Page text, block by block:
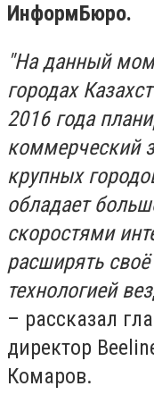
ИнформБюро.
"На данный
городах
2016 года
коммерческий
крупных
обладает
скоростями
расширять
технологией
– рассказал
директор
Комаров.